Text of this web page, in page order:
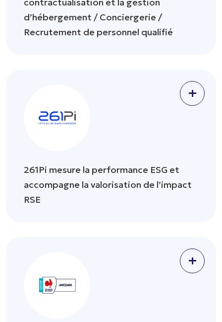
contractualisation et la gestion
d’hébergement / Conciergerie /
Recrutement de personnel qualifié
261Pi mesure la performance ESG et
accompagne la valorisation de l’impact
RSE
+
+